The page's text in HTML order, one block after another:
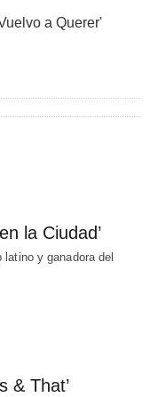
a Querer'
la Ciudad’
y ganadora del
& That’